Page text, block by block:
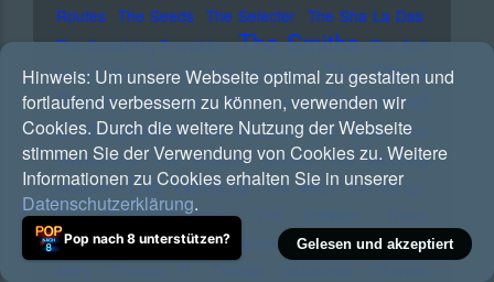
Routes The Seeds The Selecter The Sha La Das
The Smashing Pumpkins The Smiths The Soft
Moon
The Sound The Specials
The Stone
Roses The Streets The Strokes The Velvet
Underground
The Ventures The Verve
The
Walkabouts
The Weather Station
The Wedding
Present
The Weeknd The Who
The Wings
The Wirtschaftswunder
Uhlmann
Them Thilo Mischke
Thirty Seconds To
Hinweis: Um unsere Webseite optimal zu gestalten und
fortlaufend verbessern zu können, verwenden wir
Cookies. Durch die weitere Nutzung der Webseite
stimmen Sie der Verwendung von Cookies zu. Weitere
Informationen zu Cookies erhalten Sie in unserer
Datenschutzerklärung.
Gelesen und akzeptiert
Pop nach 8 unterstützen?